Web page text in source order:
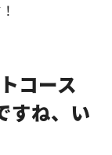
コース
すね、い